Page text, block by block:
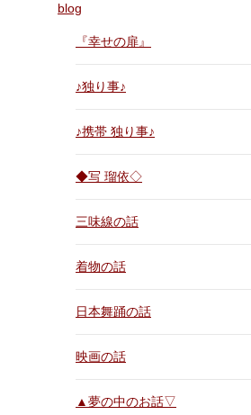
blog
『幸せの扉』
♪独り事♪
♪携帯 独り事♪
◆写 瑠依◇
三味線の話
着物の話
日本舞踊の話
映画の話
▲夢の中のお話▽